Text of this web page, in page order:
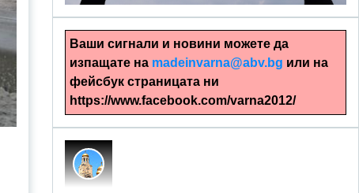
Ваши сигнали и новини можете да
изпащате на madeinvarna@abv.bg или на
фейсбук страницата ни
https://www.facebook.com/varna2012/